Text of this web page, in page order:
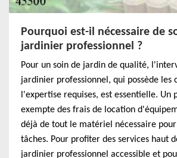
Pourquoi est-il nécessaire de
jardinier professionnel ?
Pour un soin de jardin de qualité,
jardinier professionnel, qui possède les
l'expertise requises, est essentielle. Un
exempte des frais de location
déjà de tout le matériel nécessaire
tâches. Pour profiter des services haut
jardinier professionnel accessible et